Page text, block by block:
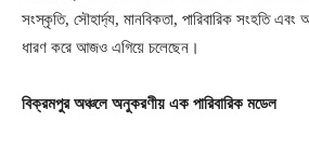
সংস্কৃতি, সৌহার্দ্য, মানবিকতা, পারিবারিক সংহতি
ধারণ করে আজও এগিয়ে চলেছেন।
বিক্রমপুর অঞ্চলে অনুকরণীয় এক পারিবারিক মডেল